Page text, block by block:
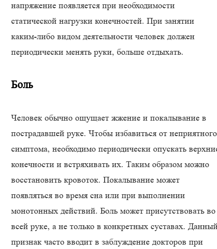
напряжение появляется при необходимости
статической нагрузки конечностей. При занятии
каким-либо видом деятельности человек должен
периодически менять руки, больше отдыхать.
Боль
Человек обычно ощущает жжение и покалывание в
пострадавшей руке. Чтобы избавиться от неприятного
симптома, необходимо периодически опускать
конечности и встряхивать их. Таким образом можно
восстановить кровоток. Покалывание может
появляться во время сна или при выполнении
монотонных действий. Боль может присутствовать во
всей руке, а не только в конкретных суставах.
признак часто вводит в заблуждение докторов при